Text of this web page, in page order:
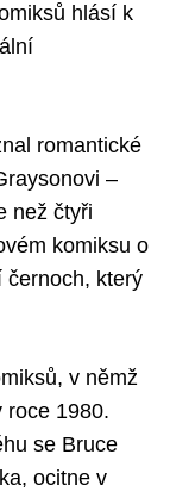
hlásí k
romantické
–
než čtyři
komiksu o
černoch, který
v němž
roce 1980.
se Bruce
ocitne v